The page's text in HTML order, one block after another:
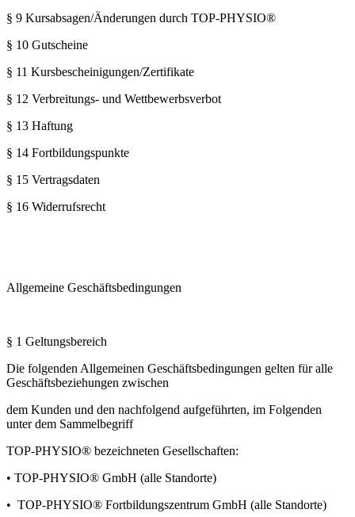
§ 9 Kursabsagen/Änderungen durch TOP-PHYSIO®
§ 10 Gutscheine
§ 11 Kursbescheinigungen/Zertifikate
§ 12 Verbreitungs- und Wettbewerbsverbot
§ 13 Haftung
§ 14 Fortbildungspunkte
§ 15 Vertragsdaten
§ 16 Widerrufsrecht
Allgemeine Geschäftsbedingungen
§ 1 Geltungsbereich
Die folgenden Allgemeinen Geschäftsbedingungen gelten für alle
Geschäftsbeziehungen zwischen
dem Kunden und den nachfolgend aufgeführten, im Folgenden
unter dem Sammelbegriff
TOP-PHYSIO® bezeichneten Gesellschaften:
• TOP-PHYSIO® GmbH (alle Standorte)
• TOP-PHYSIO® Fortbildungszentrum GmbH (alle Standorte)